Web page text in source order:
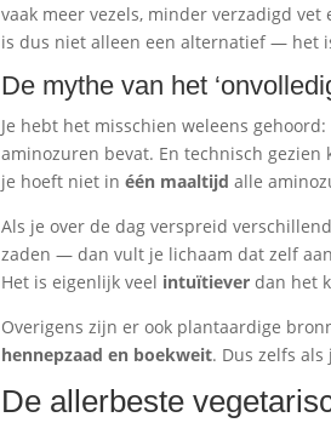
vaak meer vezels, minder verzadigd
is dus niet alleen een alternatief — het
De mythe van het
Je hebt het misschien weleens
aminozuren bevat. En technisch
je hoeft niet inéén maaltijd alle
Als je over de dag verspreid
zaden — dan vult je lichaam dat zelf
Het is eigenlijk veel intuïtiever dan het
Overigens zijn er ook plantaardige
hennepzaad en boekweit. Dus zelfs
De allerbeste